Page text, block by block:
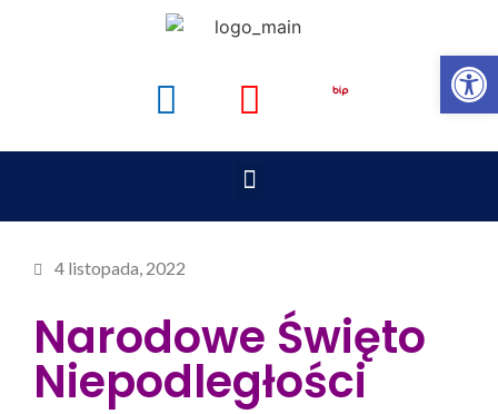
4 listopada, 2022
Narodowe Święto
Niepodległości